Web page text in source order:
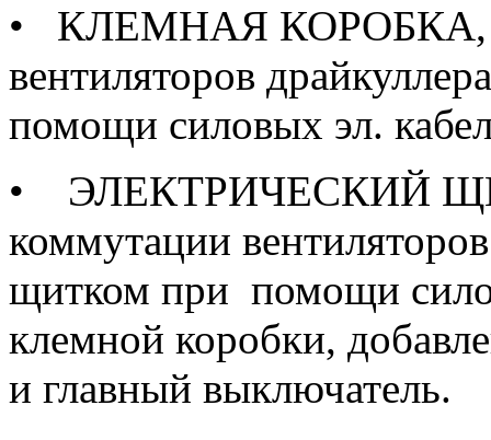
• КЛЕМНАЯ КОРОБКА,
вентиляторов
помощи силовых эл.
• ЭЛЕКТРИЧЕСКИЙ
коммутации
щитком при помощи
клемной коробки,
и главный выключатель.